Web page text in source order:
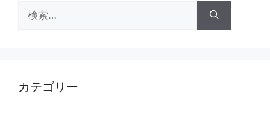
索:
カテゴリー